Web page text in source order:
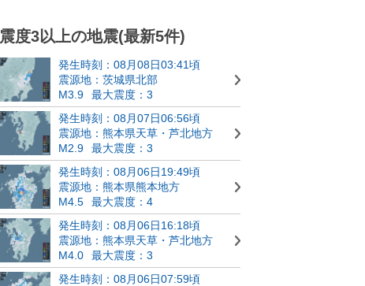
震度3以上の地震(最新5件)
発生時刻：08月08日03:41頃
震源地：茨城県北部
M3.9
最大震度：3
発生時刻：08月07日06:56頃
震源地：熊本県天草・芦北地方
M2.9
最大震度：3
発生時刻：08月06日19:49頃
震源地：熊本県熊本地方
M4.5
最大震度：4
発生時刻：08月06日16:18頃
震源地：熊本県天草・芦北地方
M4.0
最大震度：3
発生時刻：08月06日07:59頃